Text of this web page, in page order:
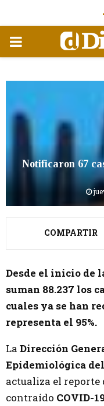
MENÚ
Notificaron 67
COMPARTIR
Desde el inicio de
suman 88.237 los
cuales ya se han
representa el 95%.
La Dirección
Epidemiológica
actualiza el reporte
contraído COVID-